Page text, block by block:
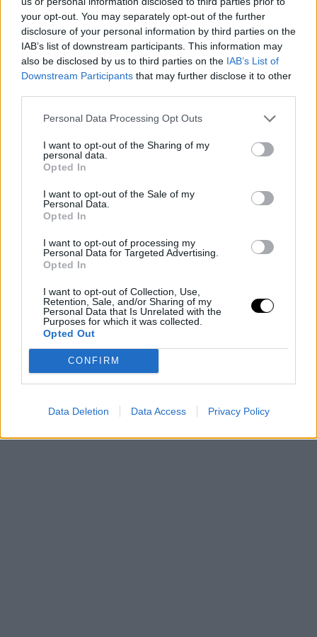
your opt-out. You may separately opt-out of the further
disclosure of your personal information by third parties on the
IAB’s list of downstream participants. This information may
also be disclosed by us to third parties on the IAB’s List of
Downstream Participants that may further disclose it to other
Personal Data Processing Opt Outs
I want to opt-out of the Sharing of my
personal data.
Opted In
I want to opt-out of the Sale of my
Personal Data.
Opted In
I want to opt-out of processing my
Personal Data for Targeted Advertising.
Opted In
I want to opt-out of Collection, Use,
Retention, Sale, and/or Sharing of my
Personal Data that Is Unrelated with the
Purposes for which it was collected.
Opted Out
CONFIRM
Data Deletion Data Access Privacy Policy
llenó de mensajesburlándose de Draymond Green. Y
para evitar que todo eso fuese a mayores, el ala-pívot
de la Selección de Estados Unidos decidió confesar su
culpabilidad y disculparse ante todo el mundo que se
haya podido molestar por la foto.
para Green. Esto no hace mas que sumarse a una lista
de diferentes sucesos, que está encabezada por el
incidente que protagonizó en Michigan y por el que
acabó arrestado, después de agredir a Jermaine
Edmondson.